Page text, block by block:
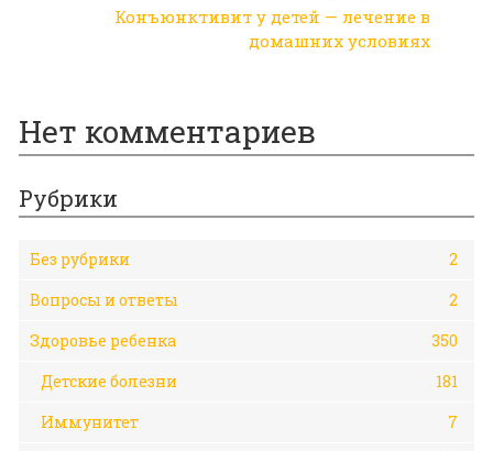
Конъюнктивит у детей — лечение в
домашних условиях
Нет комментариев
Рубрики
Без рубрики
2
Вопросы и ответы
2
Здоровье ребенка
350
Детские болезни
181
Иммунитет
7